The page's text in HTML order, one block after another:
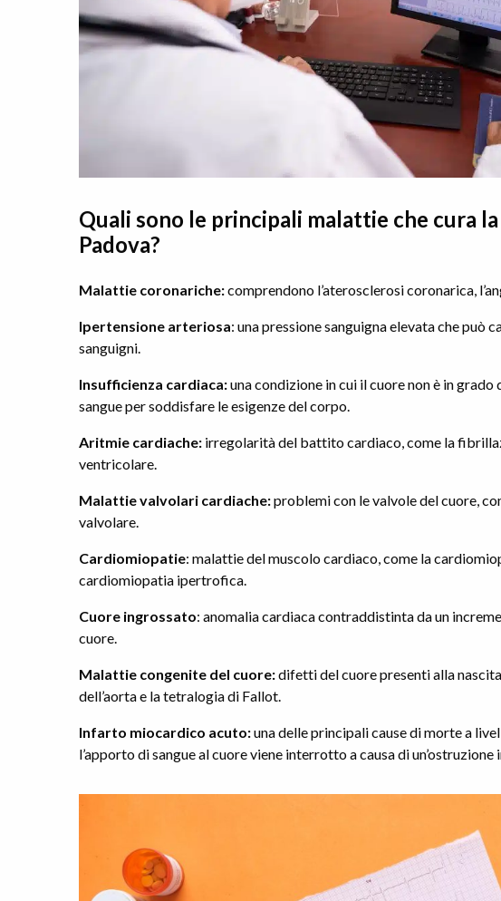
Quali sono le principali malattie che cura
Padova?
Malattie coronariche:comprendono l’aterosclerosi coronarica,
Ipertensione arteriosa: una pressione sanguigna elevata che può
sanguigni.
Insufficienza cardiaca:una condizione in cui il cuore non è in
sangue per soddisfare le esigenze del corpo.
Aritmie cardiache: irregolarità del battito cardiaco, come la
ventricolare.
Malattie valvolari cardiache:problemi con le valvole del cuore,
valvolare.
Cardiomiopatie: malattie del muscolo cardiaco, come la
cardiomiopatia ipertrofica.
Cuore ingrossato: anomalia cardiaca contraddistinta da un
cuore.
Malattie congenite del cuore:difetti del cuore presenti alla
dell’aorta e la tetralogia di Fallot.
Infarto miocardico acuto:una delle principali cause di morte a
l’apporto di sangue al cuore viene interrotto a causa di un’ostruzione